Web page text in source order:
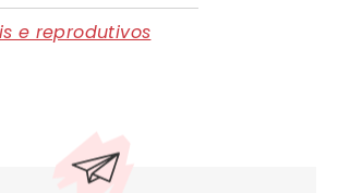
e reprodutivos